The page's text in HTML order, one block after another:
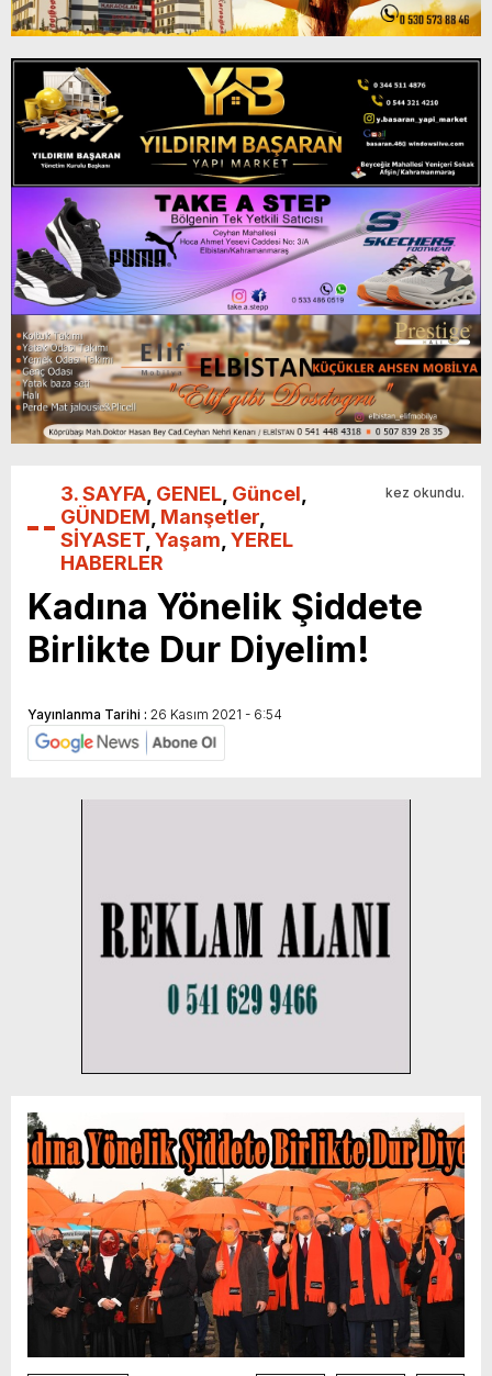
3. SAYFA GENEL Güncel
GÜNDEM Manşetler
SİYASET Yaşam YEREL
HABERLER
kez okundu.
Kadına Yönelik Şiddete
Birlikte Dur Diyelim!
Yayınlanma Tarihi : 26 Kasım 2021 - 6:54